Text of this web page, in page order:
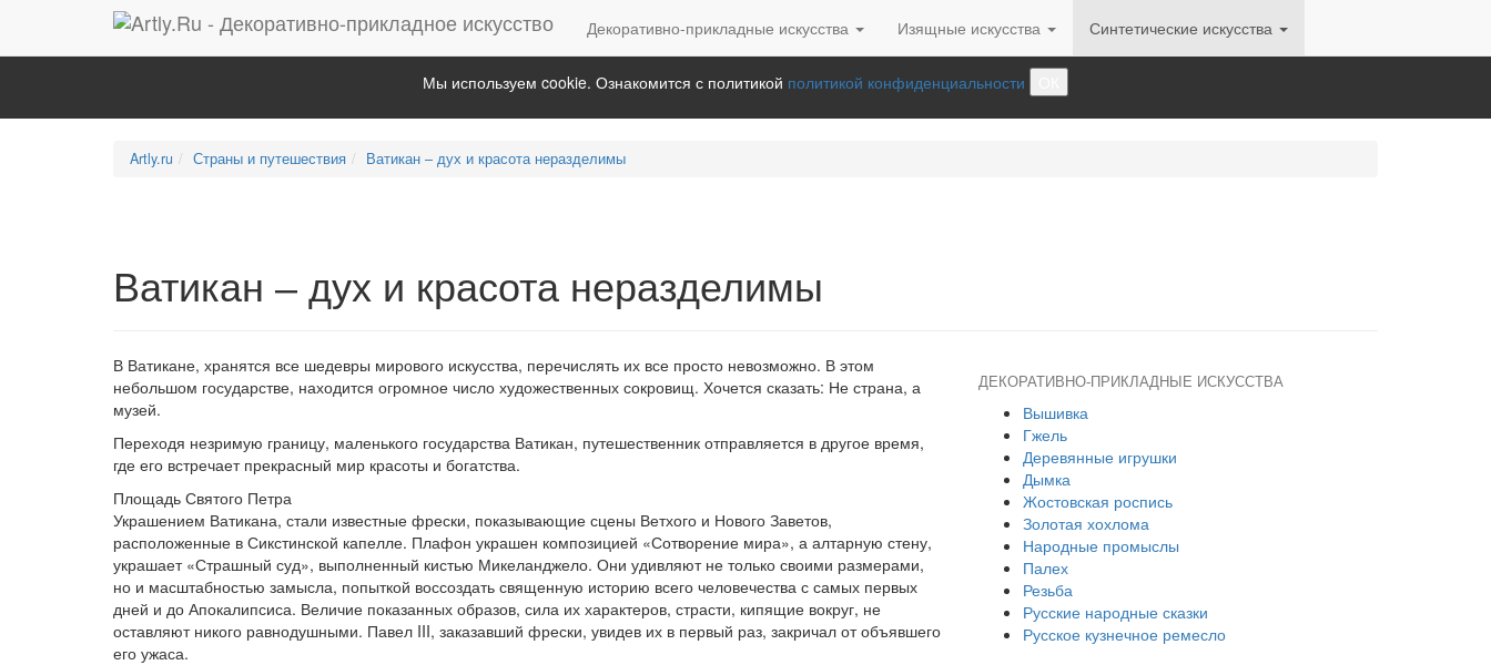
Декоративно-прикладные искусства Изящные искусства Синтетические искусства
Мы используем cookie. Ознакомится с политикой политикой конфиденциальности
Artly.ru Страны и путешествия Ватикан – дух и красота неразделимы
Ватикан – дух и красота неразделимы
В Ватикане, хранятся все шедевры мирового искусства, перечислять их все просто невозможно. В этом
небольшом государстве, находится огромное число художественных сокровищ. Хочется сказать: Не страна, а
музей.
Переходя незримую границу, маленького государства Ватикан, путешественник отправляется в другое время,
где его встречает прекрасный мир красоты и богатства.
Площадь Святого Петра
Украшением Ватикана, стали известные фрески, показывающие сцены Ветхого и Нового Заветов,
расположенные в Сикстинской капелле. Плафон украшен композицией «Сотворение мира», а алтарную стену,
украшает «Страшный суд», выполненный кистью Микеланджело. Они удивляют не только своими размерами,
но и масштабностью замысла, попыткой воссоздать священную историю всего человечества с самых первых
дней и до Апокалипсиса. Величие показанных образов, сила их характеров, страсти, кипящие вокруг, не
оставляют никого равнодушными. Павел III, заказавший фрески, увидев их в первый раз, закричал от объявшего
его ужаса.
ДЕКОРАТИВНО-ПРИКЛАДНЫЕ ИСКУССТВА
Вышивка
Гжель
Деревянные игрушки
Дымка
Жостовская роспись
Золотая хохлома
Народные промыслы
Палех
Резьба
Русские народные сказки
Русское кузнечное ремесло